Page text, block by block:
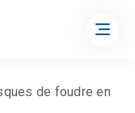
de foudre en